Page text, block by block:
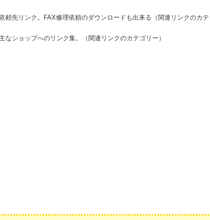
頼先リンク。FAX修理依頼のダウンロードも出来る（関連リンクのカ
なショップへのリンク集。（関連リンクのカテゴリー）